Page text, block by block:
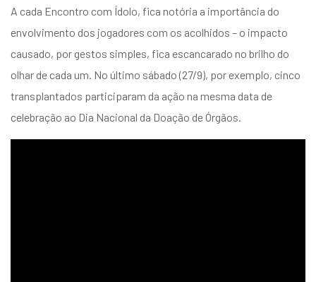
A cada Encontro com Ídolo, fica notória a importância do
envolvimento dos jogadores com os acolhidos – o impacto
causado, por gestos simples, fica escancarado no brilho do
olhar de cada um. No último sábado (27/9), por exemplo, cinco
transplantados participaram da ação na mesma data de
celebração ao Dia Nacional da Doação de Órgãos.